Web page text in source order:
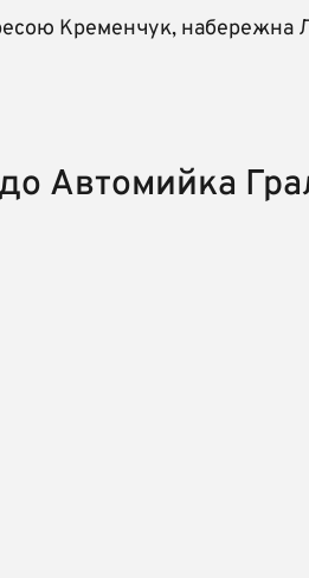
Кременчук, набережна
Автомийка